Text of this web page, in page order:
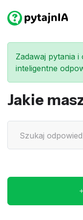
Zadawaj pytania
inteligentne
Jakie